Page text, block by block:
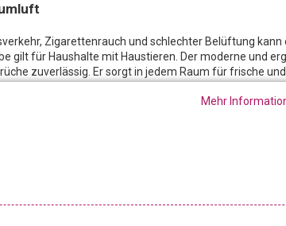
Zigarettenrauch und schlechter Belüftung kann
gilt für Haushalte mit Haustieren. Der moderne und
zuverlässig. Er sorgt in jedem Raum für frische und
der praktischen Sprühflasche sorgt für langanhaltende
mehrere Tage an und eignet sich ideal, um Gerüche
Mehr